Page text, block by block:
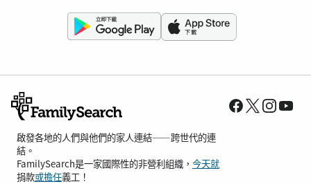
啟發各地的人們與他們的家人連結——跨世代的連
結。
FamilySearch是一家國際性的非營利組織， 今天就
捐款或擔任義工！